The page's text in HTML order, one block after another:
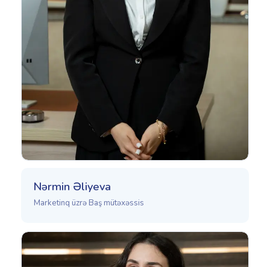
Nərmin Əliyeva
Marketinq üzrə Baş mütəxəssis